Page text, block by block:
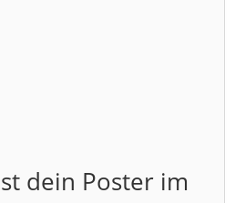
dein Poster im